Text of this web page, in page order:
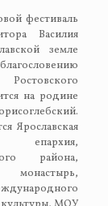
фестиваль
Василия
земле
на родине
Ярославская
епархия,
района,